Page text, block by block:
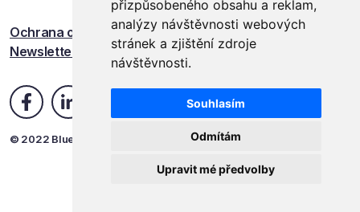
přizpůsobeného obsahu a reklam,
analýzy návštěvnosti webových
stránek a zjištění zdroje
návštěvnosti.
Souhlasím
Odmítám
Upravit mé předvolby
Ochrana osobních údajů
Newsletter
© 2022 Blue Events